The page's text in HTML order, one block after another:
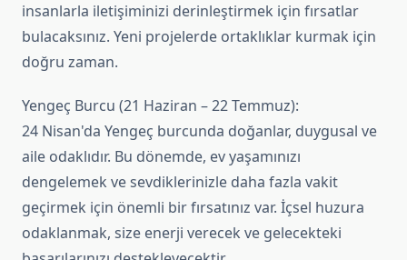
insanlarla iletişiminizi derinleştirmek için fırsatlar
bulacaksınız. Yeni projelerde ortaklıklar kurmak için
doğru zaman.
Yengeç Burcu (21 Haziran – 22 Temmuz):
24 Nisan'da Yengeç burcunda doğanlar, duygusal ve
aile odaklıdır. Bu dönemde, ev yaşamınızı
dengelemek ve sevdiklerinizle daha fazla vakit
geçirmek için önemli bir fırsatınız var. İçsel huzura
odaklanmak, size enerji verecek ve gelecekteki